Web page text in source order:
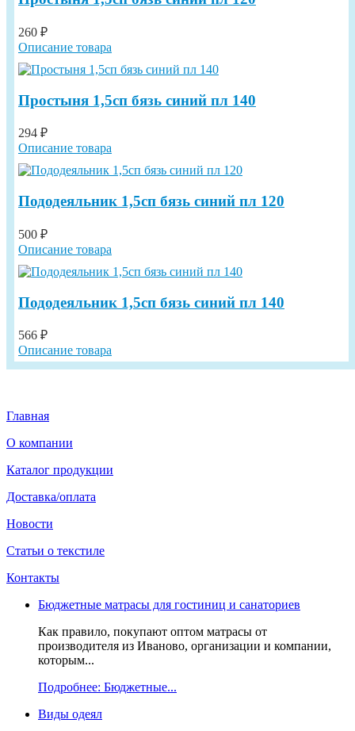
260 ₽
Описание товара
Простыня 1,5сп бязь синий пл 140
294 ₽
Описание товара
Пододеяльник 1,5сп бязь синий пл 120
500 ₽
Описание товара
Пододеяльник 1,5сп бязь синий пл 140
566 ₽
Описание товара
Главная
О компании
Каталог продукции
Доставка/оплата
Новости
Статьи о текстиле
Контакты
Бюджетные матрасы для гостиниц и санаториев
Как правило, покупают оптом матрасы от
производителя из Иваново, организации и компании,
которым...
Подробнее: Бюджетные...
Виды одеял